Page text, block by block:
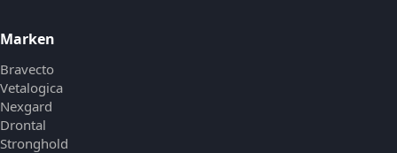
Marken
Bravecto
Vetalogica
Nexgard
Drontal
Stronghold